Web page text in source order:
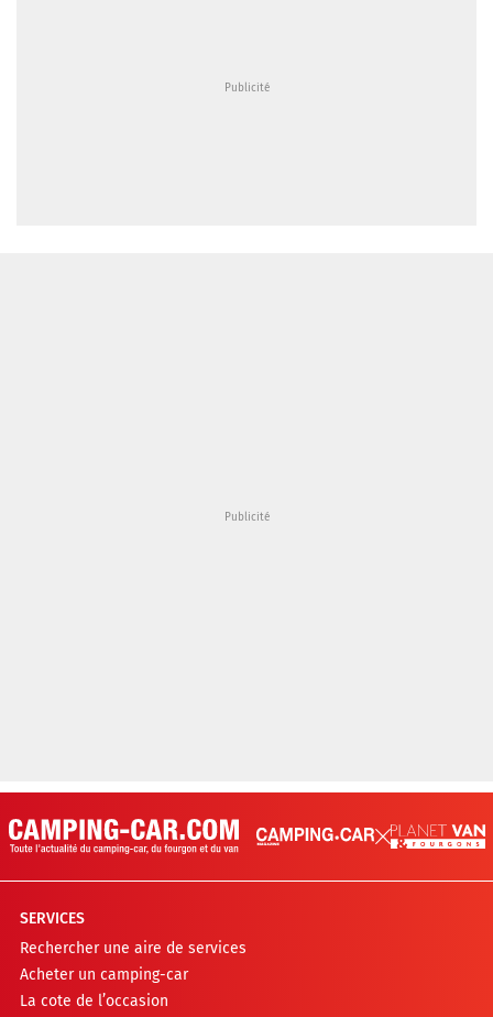
SERVICES
Rechercher une aire de services
Acheter un camping-car
La cote de l’occasion